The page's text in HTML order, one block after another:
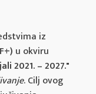
iz
u okviru
2021. – 2027."
. Cilj ovog